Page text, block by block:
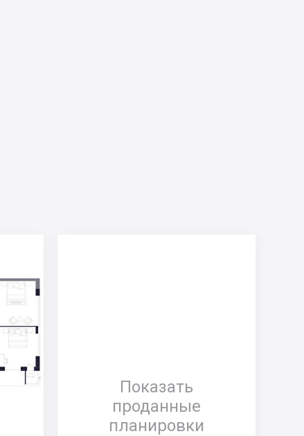
Показать
проданные
планировки